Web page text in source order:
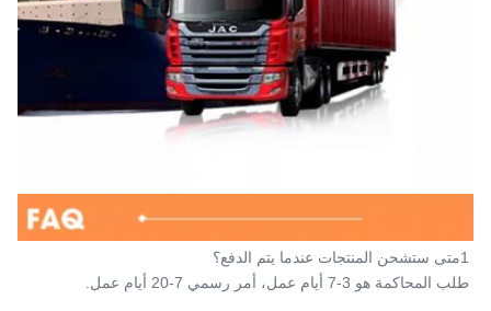
1متى ستشحن المنتجات عندما يتم الدفع؟
طلب المحاكمة هو 3-7 أيام عمل، أمر رسمي 7-20 أيام عمل.